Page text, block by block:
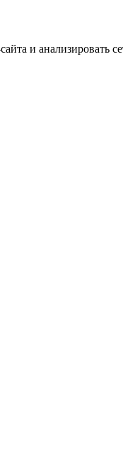
и анализировать